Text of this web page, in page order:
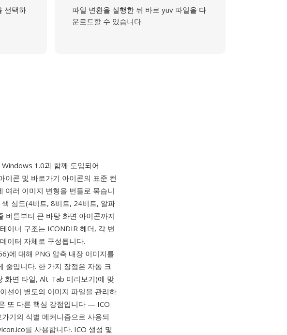
선택하
파일 변환을 실행한 뒤 바로 yuv 파일을 다
운로드할 수 있습니다
1.0과 함께 도입되어
이콘 및 바로가기 아이콘의 표준 컨
여러 이미지 변형을 번들로 묶습니
심도(4비트, 8비트, 24비트, 알파
버튼부터 큰 바탕 화면 아이콘까지
이너 구조는 ICONDIR 헤더, 각 변
이터 자체로 구성됩니다.
에 대해 PNG 압축 내장 이미지를
줄입니다. 한 가지 장점은 자동 크
면 타일, Alt-Tab 미리보기)에 맞
션이 별도의 이미지 파일을 관리하
또 다른 핵심 강점입니다 — ICO
기의 식별 메커니즘으로 사용되
를 사용합니다. ICO 생성 및